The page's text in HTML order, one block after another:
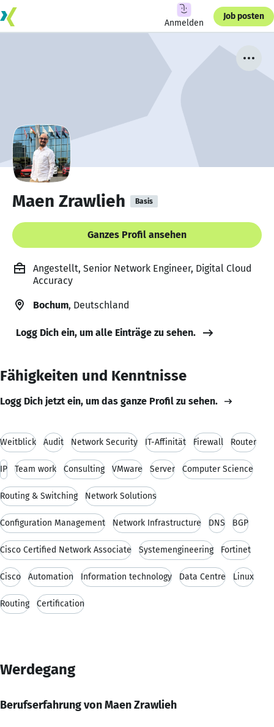
Anmelden
Job posten
Maen Zrawlieh Basis
Ganzes Profil ansehen
Angestellt, Senior Network Engineer, Digital Cloud
Accuracy
Bochum, Deutschland
Logg Dich ein, um alle Einträge zu sehen.
Fähigkeiten und Kenntnisse
Logg Dich jetzt ein, um das ganze Profil zu sehen.
Weitblick Audit Network Security IT-Affinität Firewall Router
IP Team work Consulting VMware Server Computer Science
Routing & Switching Network Solutions
Configuration Management Network Infrastructure DNS BGP
Cisco Certified Network Associate Systemengineering Fortinet
Cisco Automation Information technology Data Centre Linux
Routing Certification
Werdegang
Berufserfahrung von Maen Zrawlieh